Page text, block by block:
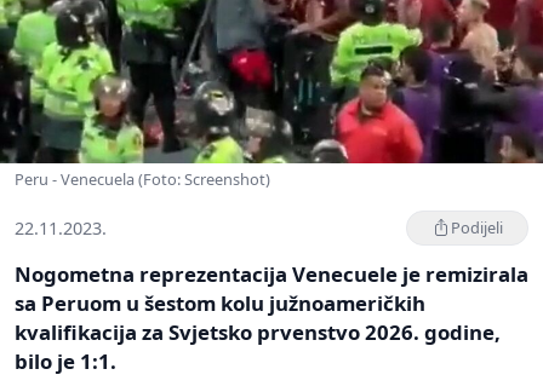
Peru - Venecuela (Foto: Screenshot)
22.11.2023. Podijeli
Nogometna reprezentacija Venecuele je remizirala
sa Peruom u šestom kolu južnoameričkih
kvalifikacija za Svjetsko prvenstvo 2026. godine,
bilo je 1:1.